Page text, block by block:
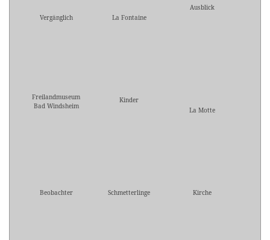
Vergänglich La Fontaine
Ausblick
Freilandmuseum
Bad Windsheim
Kinder
La Motte
Beobachter Schmetterlinge Kirche